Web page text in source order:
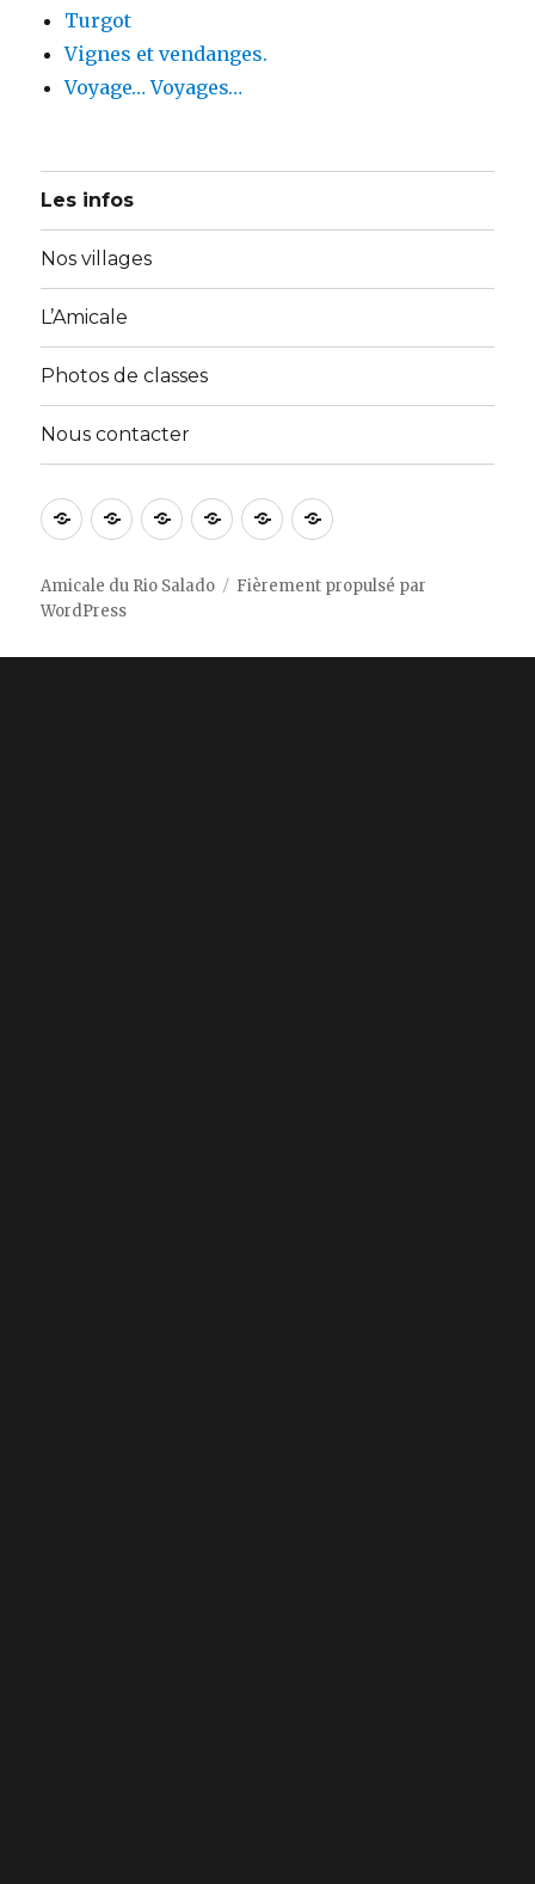
Turgot
Vignes et vendanges.
Voyage… Voyages…
Les infos
Nos villages
L’Amicale
Photos de classes
Nous contacter
Accueil
A
propos
de
Activités
site
Galerie
Photos
Membres
Nous
Amicale du Rio Salado
Fièrement propulsé par
WordPress